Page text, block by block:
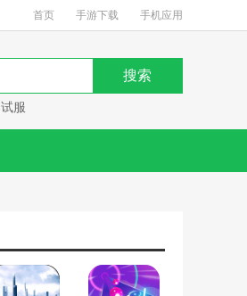
首页 手游下载 手机应用
服